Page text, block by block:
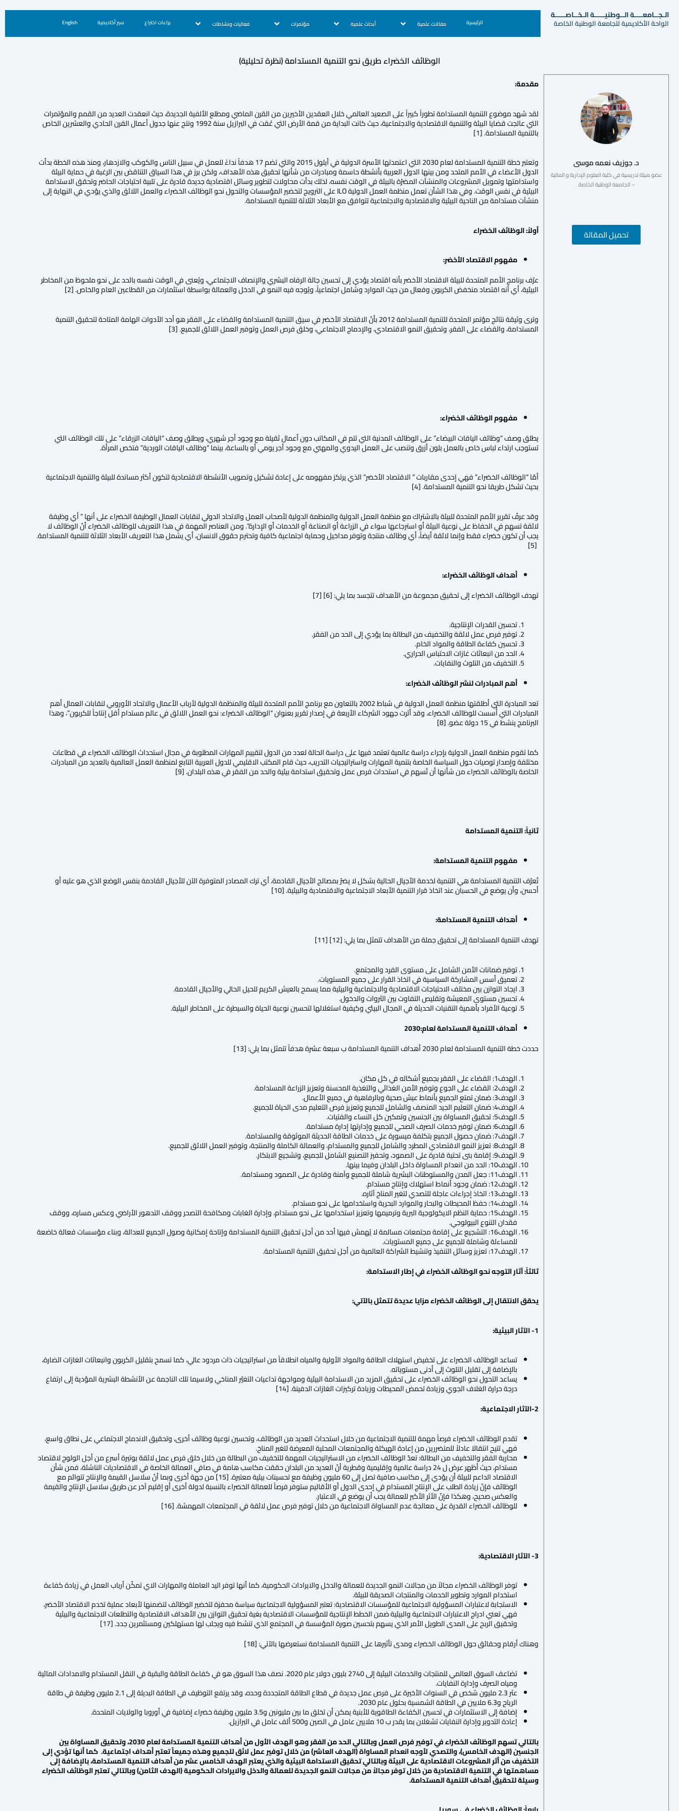
الـجــامعــــة الــوطنيـــــة الـخــاصـــــة
الواحة الأكاديمية للجامعة الوطنية الخاصة الرئيسية مقالات علمية أبحاث علمية مؤتمرات فعاليات ونشاطات براءات اختراع سير أكاديمية English
الوظائف الخضراء طريق نحو التنمية المستدامة (نظرة تحليلية)
د. جوزيف نعمه موسى
عضو هيئة تدريسية في كلية العلوم الإدارية و المالية
– الجامعة الوطنية الخاصة.
تحميل المقالة
مقدمة:
لقد شهد موضوع التنمية المستدامة تطوراً كبيراً على الصعيد العالمي خلال العقدين الأخيرين من القرن الماضي ومطلع الألفية الجديدة، حيث انعقدت العديد من القمم والمؤتمرات
التي عالجت قضايا البيئة والتنمية الاقتصادية والاجتماعية، حيث كانت البداية من قمة الأرض التي عُقت في البرازيل سنة 1992 ونتج عنها جدول أعمال القرن الحادي والعشرين الخاص
بالتنمية المستدامة. [1]
وتعتبر خطة التنمية المستدامة لعام 2030 التي اعتمدتها الأسرة الدولية في أيلول 2015 والتي تضم 17 هدفاً نداءً للعمل في سبيل الناس والكوكب والازدهار، ومنذ هذه الخطة بدأت
الدول الأعضاء في الأمم المتحد ومن بينها الدول العربية بأنشطة حاسمة ومبادرات من شأنها تحقيق هذه الأهداف، ولكن برز في هذا السياق التناقض بين الرغبة في حماية البيئة
واستدامتها وتمويل المشروعات والمنشآت المضرّة بالبيئة في الوقت نفسه، لذلك بدأت محاولات لتطوير وسائل اقتصادية جديدة قادرة على تلبية احتياجات الحاضر وتحقق الاستدامة
البيئية في نفس الوقت. وفي هذا الشأن تعمل منظمة العمل الدولية ILO على الترويج لتخضير المؤسسات والتحول نحو الوظائف الخضراء والعمل اللائق والذي يؤدي في النهاية إلى
منشآت مستدامة من الناحية البيئية والاقتصادية والاجتماعية تتوافق مع الأبعاد الثلاثة للتنمية المستدامة.
أولاً:الوظائف الخضراء
مفهوم الاقتصاد الأخضر:
عرّف برنامج الأمم المتحدة للبيئة الاقتصاد الأخضر بأنه اقتصاد يؤدي إلى تحسين جالة الرفاه البشري والإنصاف الاجتماعي، ويُعنى في الوقت نفسه بالحد على نحو ملحوظ من المخاطر
البيئية، أي أنه اقتصاد منخفض الكربون وفعال من حيث الموارد وشامل اجتماعياً، ويُوجه فيه النمو في الدخل والعمالة بواسطة استثمارات من القطاعين العام والخاص. [2]
وترى وثيقة نتائج مؤتمر المتحدة للتنمية المستدامة 2012 بأنّ الاقتصاد الأخضر في سيق التنمية المستدامة والقضاء على الفقر هو أحد الأدوات الهامة المتاحة لتحقيق التنمية
المستدامة، والقضاء على الفقر، وتحقيق النمو الاقتصادي، والإدماج الاجتماعي، وخلق فرص العمل وتوفير العمل اللائق للجميع. [3]
مفهوم الوظائف الخضراء:
يطلق وصف “وظائف الياقات البيضاء” على الوظائف المدنية التي تتم في المكاتب دون أعمال ثقيلة مع وجود أجر شهري، ويطلق وصف “الياقات الزرقاء” على تلك الوظائف التي
تستوجب ارتداء لباس خاص بالعمل بلون أزرق وتنصب على العمل اليدوي والمهني مع وجود أجر يومي أو بالساعة، بينما “وظائف الياقات الوردية” فتخص المرأة.
أمّا “الوظائف الخضراء” فهي إحدى مقاربات ” الاقتصاد الأخضر” الذي يرتكز مفهومه على إعادة تشكيل وتصويب الأنشطة الاقتصادية لتكون أكثر مساندة للبيئة والتنمية الاجتماعية
بحيث تشكل طريقا نحو التنمية المستدامة. [4]
وقد عرفّ تقرير الأمم المتحدة للبيئة بالاشتراك مع منظمة العمل الدولية والمنظمة الدولية لأصحاب العمل والاتحاد الدولي لنقابات العمال الوظيفة الخضراء على أنها ” أي وظيفة
لائقة تسهم في الحفاظ على نوعية البيئة أو استرجاعها سواء في الزراعة أو الصناعة أو الخدمات أو الإدارة”. ومن العناصر المهمة في هذا التعريف للوظائف الخضراء أنّ الوظائف لا
يجب أن تكون خضراء فقط وإنما لائقة أيضاً، أي وظائف منتجة وتوفر مداخيل وحماية اجتماعية كافية وتحترم حقوق الانسان، أي يشمل هذا التعريف الأبعاد الثلاثة للتنمية المستدامة.
[5]
أهداف الوظائف الخضراء:
تهدف الوظائف الخضراء إلى تحقيق مجموعة من الأهداف تتجسد بما يلي: [6] [7]
تحسين القدرات الإنتاجية.
توفير فرص عمل لائقة والتخفيف من البطالة بما يؤدي إلى الحد من الفقر.
تحسين كفاءة الطاقة والمواد الخام.
الحد من انبعاثات غازات الاحتباس الحراري.
التخفيف من التلوث والنفايات.
أهم المبادرات لنشر الوظائف الخضراء:
تعد المبادرة التي أطلقتها منظمة العمل الدولية في شباط 2002 بالتعاون مع برنامج الأمم المتحدة للبيئة والمنظمة الدولية لأرباب الأعمال والاتحاد الأوروبي لنقابات العمال أهم
المبادرات التي أُسست للوظائف الخضراء، وقد أثرت جهود الشركاء الأربعة في إصدار تقرير بعنوان “الوظائف الخضراء: نحو العمل اللائق في عالم مستدام أقل إنتاجاً للكربون”، وهذا
البرنامج ينشط في 15 دولة عضو. [8]
كما تقوم منظمة العمل الدولية بإجراء دراسة عالمية تعتمد فيها على دراسة الحالة لعدد من الدول لتقييم المهارات المطلوبة في مجال استحداث الوظائف الخضراء في قطاعات
مختلفة وإصدار توصيات حول السياسة الخاصة بتنمية المهارات واستراتيجيات التدريب، حيث قام المكتب الاقليمي للدول العربية التابع لمنظمة العمل العالمية بالعديد من المبادرات
الخاصة بالوظائف الخضراء من شأنها أن تُسهم في استحداث فرص عمل وتحقيق استدامة بيئية والحد من الفقر في هذه البلدان. [9]
ثانياً: التنمية المستدامة
مفهوم التنمية المستدامة:
تُعرّف التنمية المستدامة هي التنمية لخدمة الأجيال الحالية بشكل لا يضرّ بمصالح الأجيال القادمة، أي ترك المصادر المتوفرة الآن للأجيال القادمة بنفس الوضع الذي هو عليه أو
أحسن، وأن يوضع في الحسبان عند اتخاذ قرار التنمية الأبعاد الاجتماعية والاقتصادية والبيئية. [10]
أهداف التنمية المستدامة:
تهدف التنمية المستدامة إلى تحقيق جملة من الأهداف تتمثل بما يلي: [12] [11]
توفير ضمانات الأمن الشامل على مستوى الفرد والمجتمع.
تعميق أسس المشاركة السياسية في اتخاذ القرار على جميع المستويات.
ايجاد التوازن بين مختلف الاحتياجات الاقتصادية والاجتماعية والبيئية مما يسمح بالعيش الكريم للحيل الحالي والأجيال القادمة.
تحسين مستوى المعيشة وتقليص التفاوت بين الثروات والدخول.
توعية الأفراد بأهمية التقنيات الحديثة في المجال البيئي وكيفية استغلالها لتحسين نوعية الحياة والسيطرة على المخاطر البيئية.
أهداف التنمية المستدامة لعام:2030
حددت خطة التنمية المستدامة لعام 2030 أهداف التنمية المستدامة ب سبعة عشرة هدفاً تتمثل بما يلي: [13]
الهدف1: القضاء على الفقر بجميع أشكاله في كل مكان.
الهدف2: القضاء على الجوع وتوفير الأمن الغذائي والتغذية المحسنة وتعزيز الزراعة المستدامة.
الهدف3: ضمان تمتع الجميع بأنماط عيش صحية وبالرفاهية في جميع الأعمال.
الهدف4: ضمان التعليم الجيد المنصف والشامل للجميع وتعزيز فرص التعليم مدى الحياة للجميع.
الهدف5: تحقيق المساواة بين الجنسين وتمكين كل النساء والفتيات.
الهدف6: ضمان توفير خدمات الصرف الصحي للجميع وإدارتها إدارة مستدامة.
الهدف7: ضمان حصول الجميع بتكلفة ميسورة على خدمات الطاقة الحديثة الموثوقة والمستدامة.
الهدف8: تعزيز النمو الاقتصادي المطرد والشامل للجميع والمستدام، والعمالة الكاملة والمنتجة، وتوفير العمل اللائق للجميع.
الهدف9: إقامة بنى تحتية قادرة على الصمود، وتحفيز التصنيع الشامل للجميع، وتشجيع الابتكار.
الهدف10: الحد من انعدام المساواة داخل البلدان وفيما بينها.
الهدف11: جعل المدن والمستوطنات البشرية شاملة للجميع وآمنة وقادرة على الصمود ومستدامة.
الهدف12: ضمان وجود أنماط استهلاك وإنتاج مستدام.
الهدف13: اتخاذ إجراءات عاجلة للتصدي لتغير المناخ آثاره.
الهدف14: حفظ المحيطات والبحار والموارد البحرية واستخدامها على نحو مستدام.
الهدف15: حماية النظم الايكولوجية البرية وترميمها وتعزيز استخدامها على نحو مستدام، وإدارة الغابات ومكافحة التصحر ووقف التدهور الأراضي وعكس مساره، ووقف
فقدان التنوع البيولوجي.
الهدف16: التشجيع على إقامة مجتمعات مسالمة لا يُهمش فيها أحد من أجل تحقيق التنمية المستدامة وإتاحة إمكانية وصول الجميع للعدالة، وبناء مؤسسات فعالة خاضعة
للمساءلة وشاملة للجميع على جميع المستويات.
الهدف17: تعزيز وسائل التنفيذ وتنشيط الشراكة العالمية من أجل تحقيق التنمية المستدامة.
ثالثاً: آثار التوجه نحو الوظائف الخضراء في إطار الاستدامة:
يحقق الانتقال إلى الوظائف الخضراء مزايا عديدة تتمثل بالآتي:
1- الآثار البيئية:
تساعد الوظائف الخضراء على تخفيض استهلاك الطاقة والمواد الأولية والمياه انطلاقاً من استراتيجيات ذات مردود عالي، كما تسمح بتقليل الكربون وانبعاثات الغازات الضارة،
بالإضافة إلى تقليل التلوث إلى أدنى مستوياته.
يساعد التحول نحو الوظائف الخضراء على تحقيق المزيد من الاستدامة البيئية ومواجهة تداعيات التغيّر المناخي ولاسيما تلك الناجمة عن الأنشطة البشرية المؤدية إلى ارتفاع
درجة حرارة الغلاف الجوي وزيادة تحمض المحيطات وزيادة تركيزات الغازات الدفينة. [14]
2-الآثار الاجتماعية:
تقدم الوظائف الخضراء فرصاً مهمة للتنمية الاجتماعية من خلال استحداث العديد من الوظائف، وتحسين نوعية وظائف أخرى، وتحقيق الاندماج الاجتماعي على نطاق واسع،
فهي تتيح انتقالاَ عادلاً للمتضررين من إعادة الهيكلة والمجتمعات المحلية المعرضة لتغير المناخ.
محاربة الفقر والتخفيف من البطالة: تعدّ الوظائف الخضراء من الاستراتيجيات المهمة للتخفيف من البطالة من خلال خلق فرص عمل لائقة بوتيرة أسرع من أجل الولوج لاقتصاد
مستدام، حيث أظهر عرض ل 24 دراسة عالمية وإقليمية وقطرية أنّ العديد من البلدان حققت مكاسب هامة في صافي العمالة الخاصة في الاقتصاديات الناشئة، فمن شأن
الاقتصاد الداعم للبيئة أن يؤدي إلى مكاسب صافية تصل إلى 60 مليون وظيفة مع تحسينات بيئية معتبرة. [15] من جهة أخرى وبما أنّ سلاسل القيمة والإنتاج تتوائم مع
الوظائف فإنّ زيادة الطلب على الإنتاج المستدام في إحدى الدول أو الأقاليم ستوفر فرصاً للعمالة الخضراء بالنسبة لدولة أخرى أو إقليم آخر عن طريق سلاسل الإنتاج والقيمة
والعكس صحيح، وهكذا فإنّ الأثر الأكبر للعمالة يجب أن يوضع في الاعتبار.
للوظائف الخضراء القدرة على معالجة عدم المساواة الاجتماعية من خلال توفير فرص عمل لائقة في المجتمعات المهمشة. [16]
3- الآثار الاقتصادية:
توفر الوظائف الخضراء مجالاً من مجالات النمو الجديدة للعمالة والدخل والايرادات الحكومية، كما أنها توفر اليد العاملة والمهارات الاي تمكّن أرباب العمل في زيادة كفاءة
استخدام الموارد وتطوير الخدمات والمنتجات الصديقة للبيئة.
الاستجابة لاعتبارات المسؤولية الاجتماعية للمؤسسات الاقتصادية: تعتبر المسؤولية الاجتماعية سياسة محفزة لتخضير الوظائف لتضمنها لأبعاد عملية تخدم الاقتصاد الأخضر،
فهي تعني ادراج الاعتبارات الاجتماعية والبيئية ضمن الخطط الإنتاجية للمؤسسات الاقتصادية بغية تحقيق التوازن بين الأهداف الاقتصادية والتطلعات الاجتماعية والبيئية
وتحقيق الربح على المدى الطويل الأمر الذي يسهم بتحسين صورة المؤسسة في المجتمع الذي تنشط فيه ويجلب لها مستهلكين ومستثمرين جدد. [17]
وهناك أرقام وحقائق حول الوظائف الخضراء ومدى تأثيرها على التنمية المستدامة نستعرضها بالآتي: [18]
تضاعف السوق العالمي للمنتجات والخدمات البيئية إلى 2740 بليون دولار عام 2020. نصف هذا السوق هو في كفاءة الطاقة والبقية في النقل المستدام والامدادات المائية
ومياه الصرف وإدارة النفايات.
عثر 2.3 مليون شخص في السنوات الأخيرة على فرص عمل جديدة في قطاع الطاقة المتجددة وحده، وقد يرتفع التوظيف في الطاقة البديلة إلى 2.1 مليون وظيفة في طاقة
الرياح و6.3 ملايين في الطاقة الشمسية بحلول عام 2030.
إضافة إلى الاستثمارات في تحسين الكفاءة الطاقوية للأبنية يمكن أن تخلق ما بين مليونين و3.5 مليون وظيفة خضراء إضافية في أوروبا والولايات المتحدة.
إعادة التدوير وإدارة النفايات تشغلان بما يقدر ب 10 ملايين عامل في الصين و500 ألف عامل في البرازيل.
بالتالي تسهم الوظائف الخضراء في توفير فرص العمل وبالتالي الحد من الفقر وهو الهدف الأول من أهداف التنمية المستدامة لعام 2030، وتحقيق المساواة بين
الجنسين (الهدف الخامس)، والتصدي لأوجه انعدام المساواة (الهدف العاشر) من خلال توفير عمل لائق للجميع وهذه جميعاّ تعتبر أهداف اجتماعية. كما أنها تؤدي إلى
التخفيف من أثر المشروعات الاقتصادية على البيئة وبالتالي تحقيق الاستدامة البيئية والذي يعتبر الهدف الخامس عشر من أهداف التنمية المستدامة، بالإضافة إلى
مساهمتها في التنمية الاقتصادية من خلال توفر مجالاً من مجالات النمو الجديدة للعمالة والدخل والايرادات الحكومية (الهدف الثامن) وبالتالي تعتبر الوظائف الخضراء
وسيلة لتحقيق أهداف التنمية المستدامة.